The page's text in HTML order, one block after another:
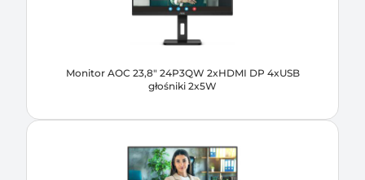
Monitor AOC 23,8" 24P3QW 2xHDMI DP 4xUSB
głośniki 2x5W